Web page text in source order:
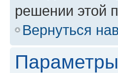
решении этой
Вернуться